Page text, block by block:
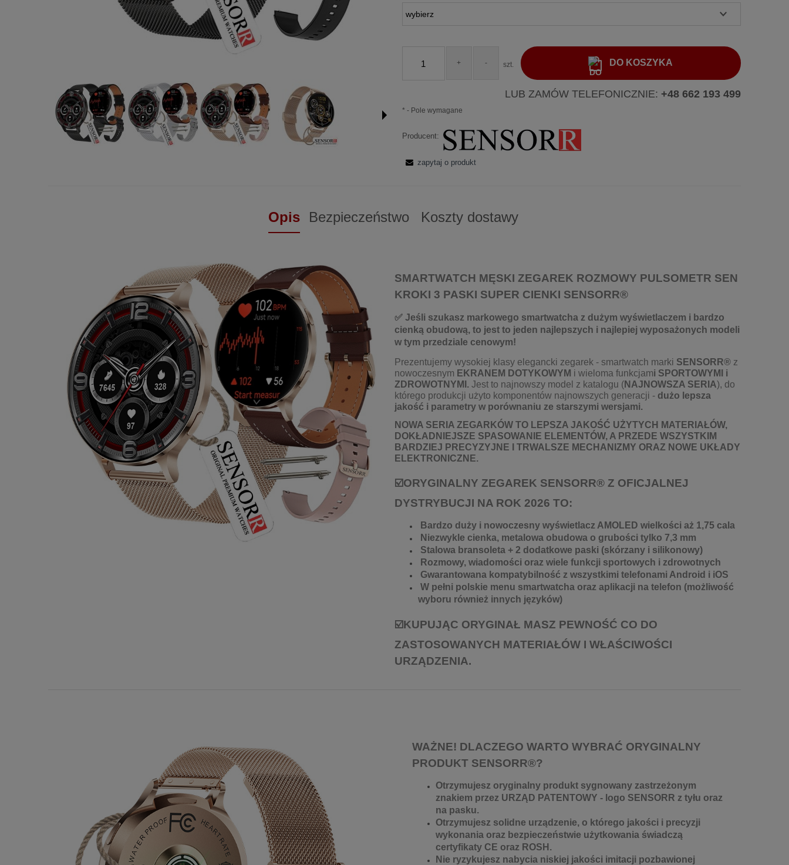
+ - szt. DO KOSZYKA
LUB ZAMÓW TELEFONICZNIE: +48 662 193 499
* - Pole wymagane
Producent:
zapytaj o produkt
Opis Bezpieczeństwo Koszty dostawy
SMARTWATCH MĘSKI ZEGAREK ROZMOWY PULSOMETR SEN
KROKI 3 PASKI SUPER CIENKI SENSORR®
✅ Jeśli szukasz markowego smartwatcha z dużym wyświetlaczem i bardzo
cienką obudową, to jest to jeden najlepszych i najlepiej wyposażonych modeli
w tym przedziale cenowym!
Prezentujemy wysokiej klasy elegancki zegarek - smartwatch marki SENSORR® z
nowoczesnym EKRANEM DOTYKOWYM i wieloma funkcjami SPORTOWYMI i
ZDROWOTNYMI. Jest to najnowszy model z katalogu (NAJNOWSZA SERIA), do
którego produkcji użyto komponentów najnowszych generacji - dużo lepsza
jakość i parametry w porównaniu ze starszymi wersjami.
NOWA SERIA ZEGARKÓW TO LEPSZA JAKOŚĆ UŻYTYCH MATERIAŁÓW,
DOKŁADNIEJSZE SPASOWANIE ELEMENTÓW, A PRZEDE WSZYSTKIM
BARDZIEJ PRECYZYJNE I TRWALSZE MECHANIZMY ORAZ NOWE UKŁADY
ELEKTRONICZNE.
☑️ORYGINALNY ZEGAREK SENSORR® Z OFICJALNEJ
DYSTRYBUCJI NA ROK 2026 TO:
Bardzo duży i nowoczesny wyświetlacz AMOLED wielkości aż 1,75 cala
Niezwykle cienka, metalowa obudowa o grubości tylko 7,3 mm
Stalowa bransoleta + 2 dodatkowe paski (skórzany i silikonowy)
Rozmowy, wiadomości oraz wiele funkcji sportowych i zdrowotnych
Gwarantowana kompatybilność z wszystkimi telefonami Android i iOS
W pełni polskie menu smartwatcha oraz aplikacji na telefon (możliwość
wyboru również innych języków)
☑️KUPUJĄC ORYGINAŁ MASZ PEWNOŚĆ CO DO
ZASTOSOWANYCH MATERIAŁÓW I WŁAŚCIWOŚCI
URZĄDZENIA.
WAŻNE! DLACZEGO WARTO WYBRAĆ ORYGINALNY
PRODUKT SENSORR®?
Otrzymujesz oryginalny produkt sygnowany zastrzeżonym
znakiem przez URZĄD PATENTOWY - logo SENSORR z tyłu oraz
na pasku.
Otrzymujesz solidne urządzenie, o którego jakości i precyzji
wykonania oraz bezpieczeństwie użytkowania świadczą
certyfikaty CE oraz ROSH.
Nie ryzykujesz nabycia niskiej jakości imitacji pozbawionej